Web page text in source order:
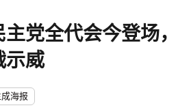
党全代会今登场，
示威
海报